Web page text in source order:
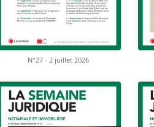
N°27 - 2 juillet 2026